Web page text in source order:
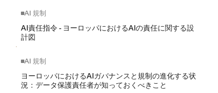
AI 規制
AI責任指令 - ヨーロッパにおけるAIの責任に関する設
計図
AI 規制
ヨーロッパにおけるAIガバナンスと規制の進化する状
況：データ保護責任者が知っておくべきこと